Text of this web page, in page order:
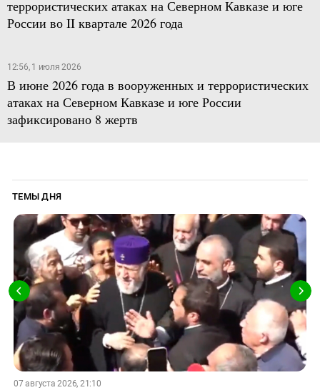
террористических атаках на Северном Кавказе и юге
России во II квартале 2026 года
12:56, 1 июля 2026
В июне 2026 года в вооруженных и террористических
атаках на Северном Кавказе и юге России
зафиксировано 8 жертв
ТЕМЫ ДНЯ
07 августа 2026, 21:10